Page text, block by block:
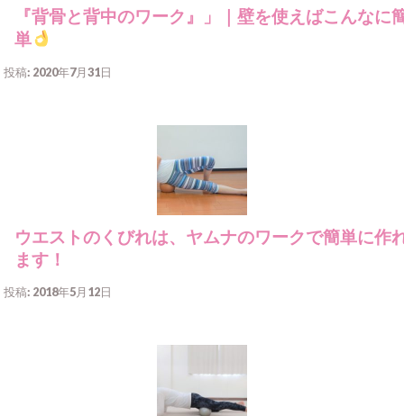
『背骨と背中のワーク』」｜壁を使えばこんなに
単
投稿: 2020年7月31日
ウエストのくびれは、ヤムナのワークで簡単に作
ます！
投稿: 2018年5月12日